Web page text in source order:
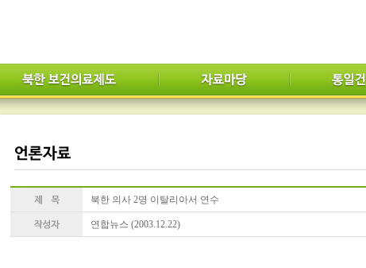
북한 의사 2명 이탈리아서 연수
연합뉴스 (2003.12.22)